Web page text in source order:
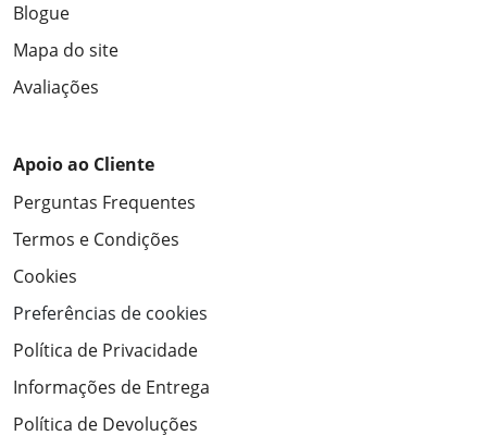
Blogue
Mapa do site
Avaliações
Apoio ao Cliente
Perguntas Frequentes
Termos e Condições
Cookies
Preferências de cookies
Política de Privacidade
Informações de Entrega
Política de Devoluções